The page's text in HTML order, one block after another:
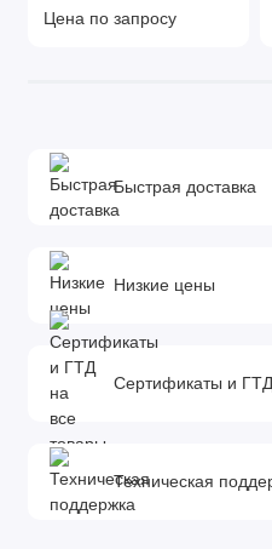
Цена по запросу
Быстрая доставка
Низкие цены
Сертификаты и
Техническая